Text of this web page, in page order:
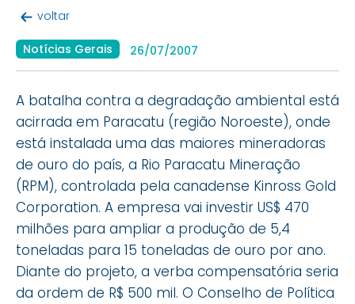
voltar
Notícias Gerais 26/07/2007
A batalha contra a degradação ambiental está
acirrada em Paracatu (região Noroeste), onde
está instalada uma das maiores mineradoras
de ouro do país, a Rio Paracatu Mineração
(RPM), controlada pela canadense Kinross Gold
Corporation. A empresa vai investir US$ 470
milhões para ampliar a produção de 5,4
toneladas para 15 toneladas de ouro por ano.
Diante do projeto, a verba compensatória seria
da ordem de R$ 500 mil. O Conselho de Política